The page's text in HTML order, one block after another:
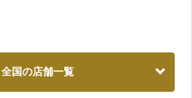
全国の店舗一覧